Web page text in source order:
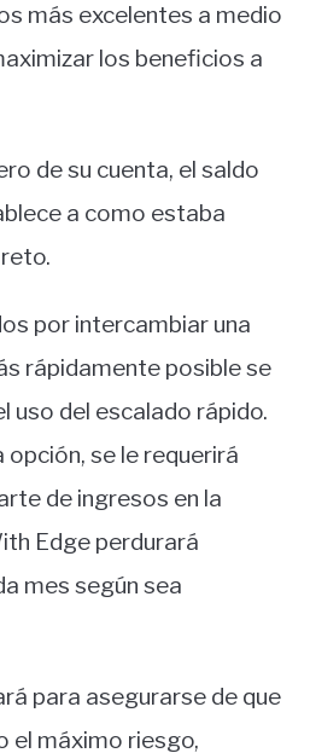
más excelentes a medio
los beneficios a
de su cuenta, el saldo
a como estaba
por intercambiar una
rápidamente posible se
uso del escalado rápido.
se le requerirá
de ingresos en la
Edge perdurará
mes según sea
para asegurarse de que
el máximo riesgo,